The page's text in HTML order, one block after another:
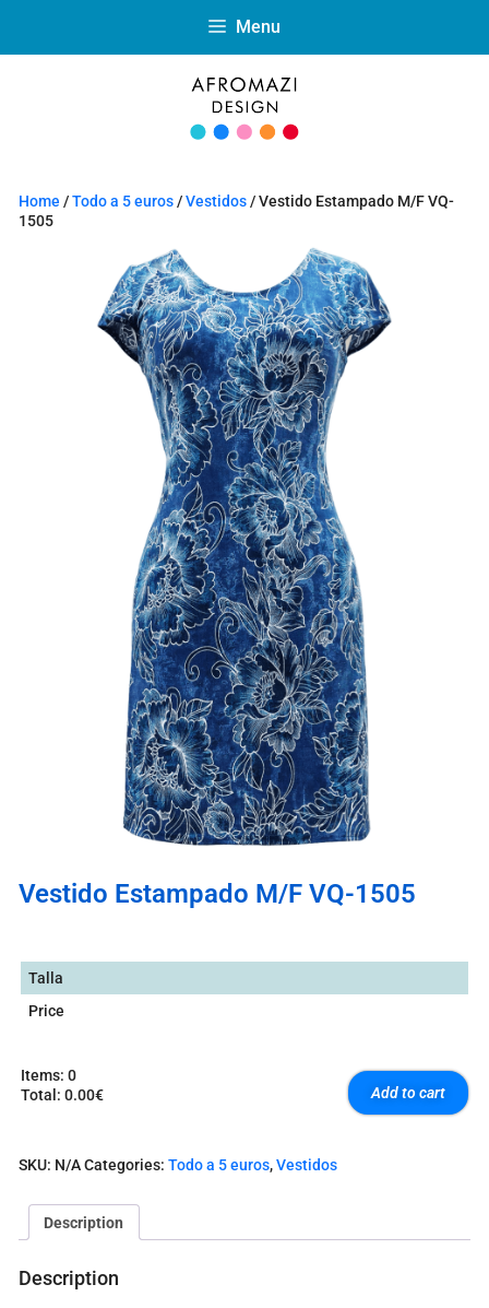
Menu
Home /Todo a 5 euros/Vestidos/ Vestido Estampado M/F VQ-
1505
Vestido Estampado M/F VQ-1505
Talla
Price
Items: 0
Total : 0.00€
e
o
Add to cart
SKU: N/ACategories: Todo a 5 euros,Vestidos
Description
Description